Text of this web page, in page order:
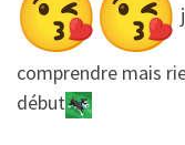
comprendre mais
début